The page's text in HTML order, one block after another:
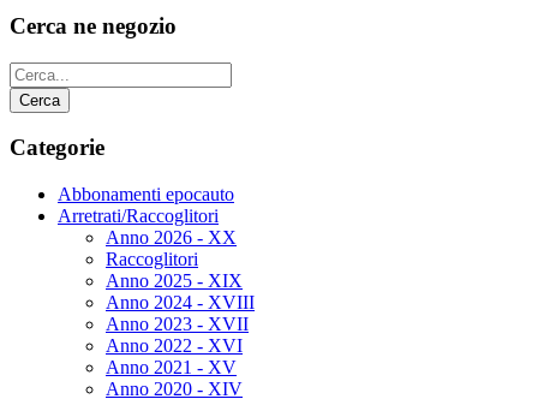
Cerca ne negozio
Categorie
Abbonamenti epocauto
Arretrati/Raccoglitori
Anno 2026 - XX
Raccoglitori
Anno 2025 - XIX
Anno 2024 - XVIII
Anno 2023 - XVII
Anno 2022 - XVI
Anno 2021 - XV
Anno 2020 - XIV